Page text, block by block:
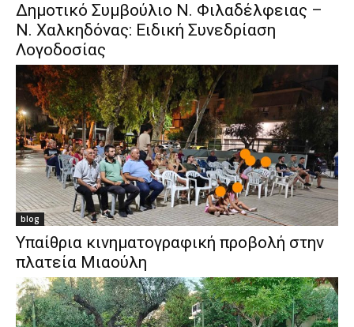
Δημοτικό Συμβούλιο Ν. Φιλαδέλφειας –
Ν. Χαλκηδόνας: Ειδική Συνεδρίαση
Λογοδοσίας
blog
Υπαίθρια κινηματογραφική προβολή στην
πλατεία Μιαούλη